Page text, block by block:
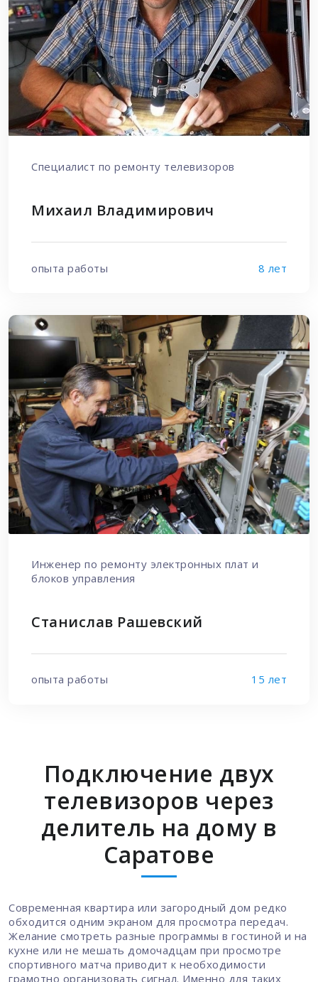
Специалист по ремонту телевизоров
Михаил Владимирович
опыта работы 8 лет
Инженер по ремонту электронных плат и
блоков управления
Станислав Рашевский
опыта работы 15 лет
Подключение двух
телевизоров через
делитель на дому в
Саратове
Современная квартира или загородный дом редко
обходится одним экраном для просмотра передач.
Желание смотреть разные программы в гостиной и на
кухне или не мешать домочадцам при просмотре
спортивного матча приводит к необходимости
грамотно организовать сигнал. Именно для таких